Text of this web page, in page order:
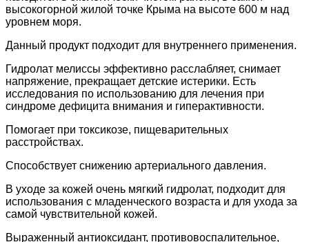
высокогорной жилой точке Крыма на высоте 600 м над
уровнем моря.
Данный продукт подходит для внутреннего применения.
Гидролат мелиссы эффективно расслабляет, снимает
напряжение, прекращает детские истерики. Есть
исследования по использованию для лечения при
синдроме дефицита внимания и гиперактивности.
Помогает при токсикозе, пищеварительных
расстройствах.
Способствует снижению артериального давления.
В уходе за кожей очень мягкий гидролат, подходит для
использования с младенческого возраста и для ухода за
самой чувствительной кожей.
Выраженный антиоксидант, противовоспалительное,